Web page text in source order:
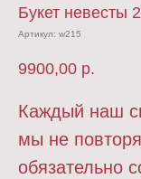
Букет невесты
Артикул: w215
9900,00 р.
Каждый наш
мы не
обязательно